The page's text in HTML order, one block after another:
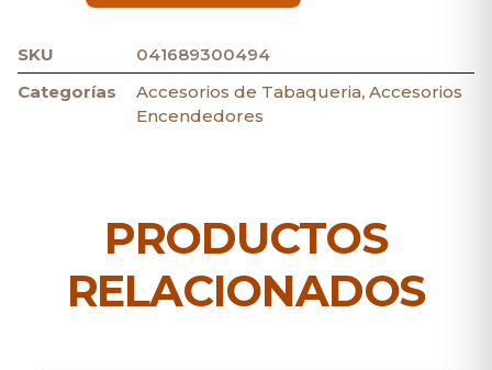
SKU
041689300494
Categorías
Accesorios de Tabaqueria, Accesorios
Encendedores
PRODUCTOS
RELACIONADOS